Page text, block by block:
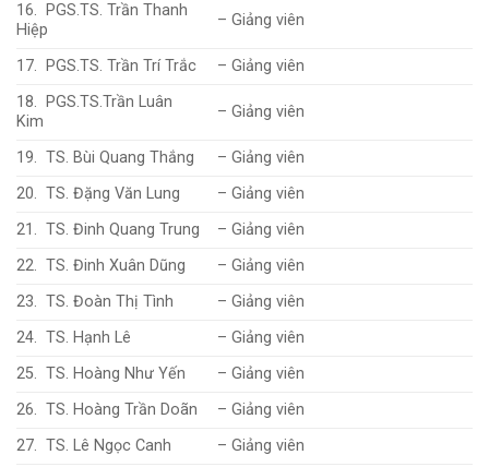
16. PGS.TS. Trần Thanh
Hiệp
– Giảng viên
17. PGS.TS. Trần Trí Trắc
– Giảng viên
18. PGS.TS.Trần Luân
Kim
– Giảng viên
19. TS. Bùi Quang Thắng
– Giảng viên
20. TS. Đặng Văn Lung
– Giảng viên
21. TS. Đinh Quang Trung
– Giảng viên
22. TS. Đinh Xuân Dũng
– Giảng viên
23. TS. Đoàn Thị Tình
– Giảng viên
24. TS. Hạnh Lê
– Giảng viên
25. TS. Hoàng Như Yến
– Giảng viên
26. TS. Hoàng Trần Doãn
– Giảng viên
27. TS. Lê Ngọc Canh
– Giảng viên